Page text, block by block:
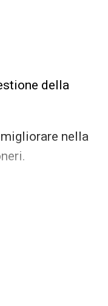
della
nella